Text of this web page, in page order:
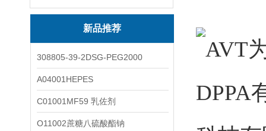
新品推荐
308805-39-2DSG-PEG2000
A04001HEPES
C01001MF59 乳佐剂
O11002蔗糖八硫酸酯钠